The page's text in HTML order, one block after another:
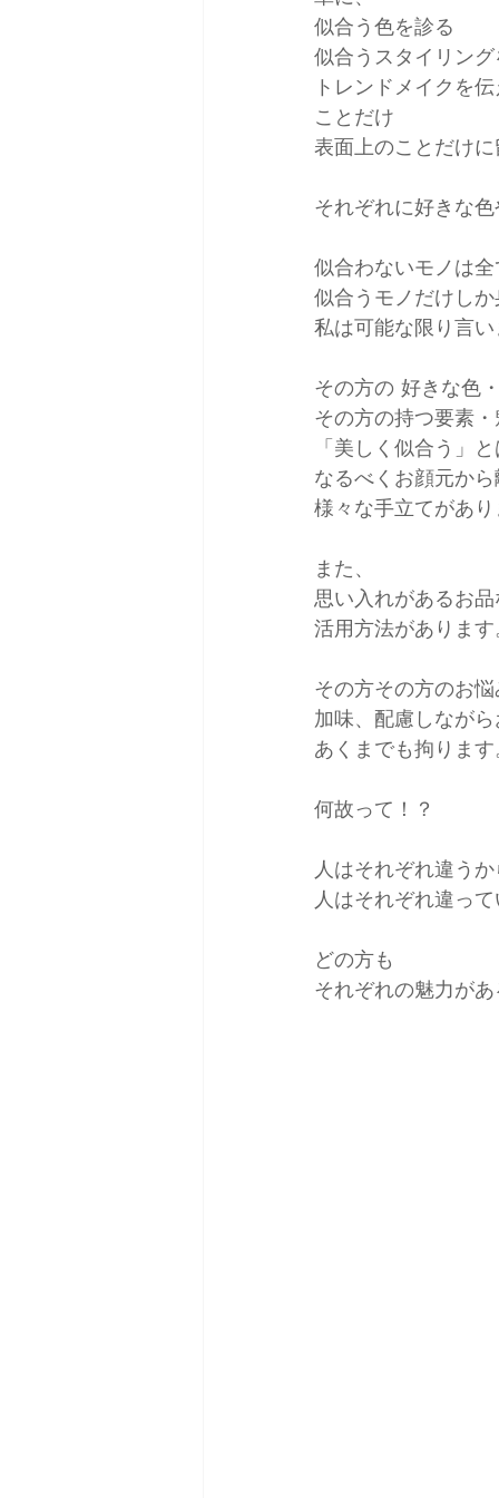
似合う色を診る
似合うスタイリング
トレンドメイクを伝
ことだけ
表面上のことだけに
それぞれに好きな色
似合わないモノは
似合うモノだけし
私は可能な限り言い
その方の 好きな色
その方の持つ要素
「美しく似合う」
なるべくお顔元か
様々な手立てがあり
また、
思い入れがあるお
活用方法があります
その方その方のお
加味、配慮しなが
あくまでも拘ります
何故って！？
人はそれぞれ違うか
人はそれぞれ違っ
どの方も
それぞれの魅力が